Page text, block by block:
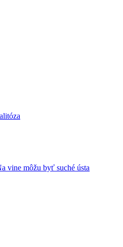
vine môžu byť suché ústa